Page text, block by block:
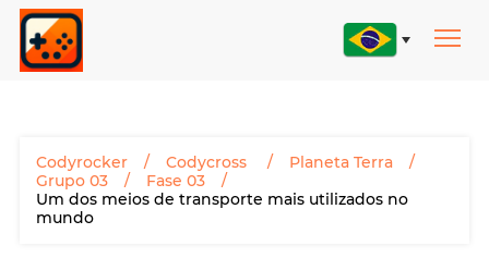
Codyrocker Codycross
Planeta Terra
Grupo 03
Fase 03
Um dos meios de transporte mais utilizados no
mundo